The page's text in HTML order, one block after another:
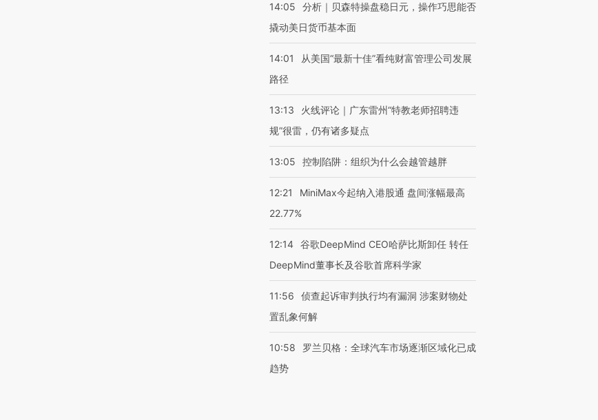
14:05
分析｜贝森特操盘稳日元，操作巧思能否
撬动美日货币基本面
14:01
从美国“最新十佳”看纯财富管理公司发展
路径
13:13
火线评论｜广东雷州“特教老师招聘违
规”很雷，仍有诸多疑点
13:05 控制陷阱：组织为什么会越管越胖
12:21
MiniMax今起纳入港股通 盘间涨幅最高
22.77%
12:14 谷歌DeepMind CEO哈萨比斯卸任 转任
DeepMind董事长及谷歌首席科学家
11:56
侦查起诉审判执行均有漏洞 涉案财物处
置乱象何解
10:58
罗兰贝格：全球汽车市场逐渐区域化已成
趋势